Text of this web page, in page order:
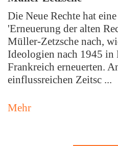
Die Neue Rechte hat
'Erneuerung der alten
Müller-Zetzsche nach,
Ideologien nach 1945 in
Frankreich erneuerten.
einflussreichen Zeitsc ...
Mehr